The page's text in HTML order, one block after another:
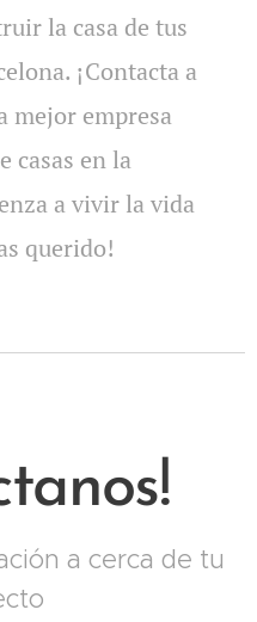
la casa de tus
¡Contacta a
mejor empresa
casas en la
a vivir la vida
querido!
a cerca de tu